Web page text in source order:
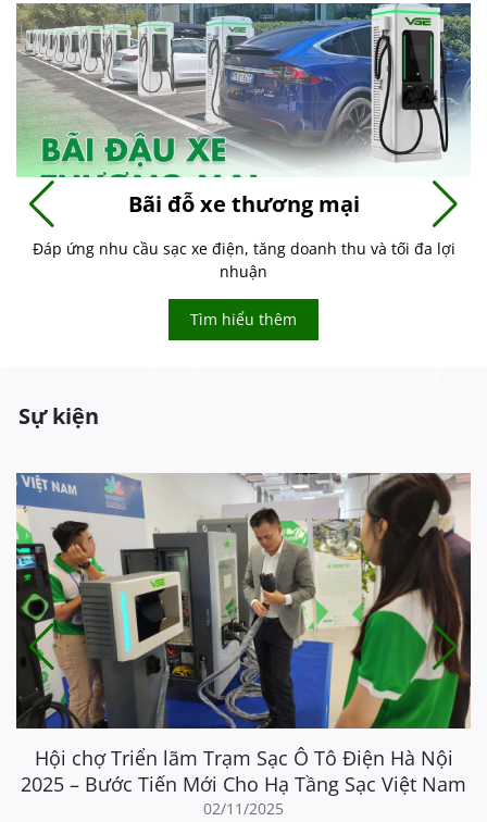
Bãi đỗ xe thương mại
Đáp ứng nhu cầu sạc xe điện, tăng doanh thu và tối đa lợi
nhuận
Tìm hiểu thêm
Sự kiện
Hội chợ Triển lãm Trạm Sạc Ô Tô Điện Hà Nội
2025 – Bước Tiến Mới Cho Hạ Tầng Sạc Việt Nam
02/11/2025